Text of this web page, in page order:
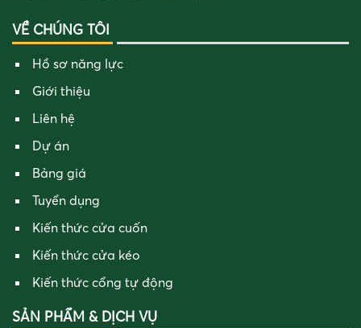
VỀ CHÚNG TÔI
Hồ sơ năng lực
Giới thiệu
Liên hệ
Dự án
Bảng giá
Tuyển dụng
Kiến thức cửa cuốn
Kiến thức cửa kéo
Kiến thức cổng tự động
SẢN PHẨM & DỊCH VỤ